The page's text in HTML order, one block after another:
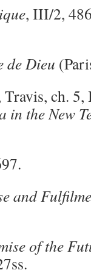
, III/2,
de Dieu
Travis, ch.
in the New
and
of the